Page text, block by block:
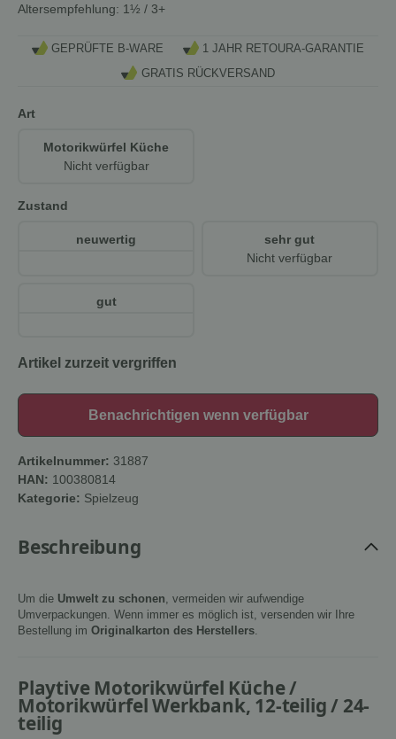
Altersempfehlung: 1½ / 3+
GEPRÜFTE B-WARE
1 JAHR RETOURA-GARANTIE
GRATIS RÜCKVERSAND
Art
Motorikwürfel Küche
Nicht verfügbar
Zustand
neuwertig
sehr gut
Nicht verfügbar
gut
Artikel zurzeit vergriffen
Benachrichtigen wenn verfügbar
Artikelnummer: 31887
HAN: 100380814
Kategorie: Spielzeug
Beschreibung
Um die Umwelt zu schonen , vermeiden wir aufwendige
Umverpackungen. Wenn immer es möglich ist, versenden wir Ihre
Bestellung im Originalkarton des Herstellers
Playtive Motorikwürfel Küche /
Motorikwürfel Werkbank, 12-teilig / 24-
teilig